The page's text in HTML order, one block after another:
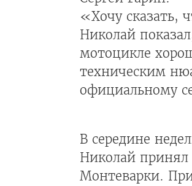
«Хочу сказать,
Николай
мотоцикле
техническим
официальному
В середине
Николай принял
Монтеварки.